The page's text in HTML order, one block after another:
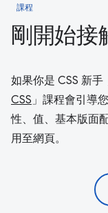
課程
剛開始接
如果你是 CSS 新手
CSS」課程會引導
性、值、基本版面
用至網頁。